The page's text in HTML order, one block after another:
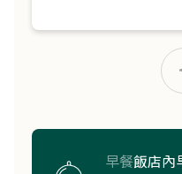
早餐飯店內